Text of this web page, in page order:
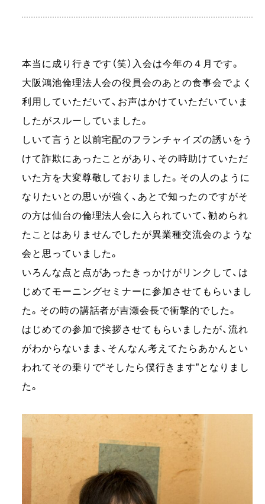
本当に成り行きです（笑）入会は今年の４月です。
大阪鴻池倫理法人会の役員会のあとの食事会でよく
利用していただいて、お声はかけていただいていま
したがスルーしていました。
しいて言うと以前宅配のフランチャイズの誘いをう
けて詐欺にあったことがあり、その時助けていただ
いた方を大変尊敬しておりました。その人のように
なりたいとの思いが強く、あとで知ったのですがそ
の方は仙台の倫理法人会に入られていて、勧められ
たことはありませんでしたが異業種交流会のような
会と思っていました。
いろんな点と点があったきっかけがリンクして、は
じめてモーニングセミナーに参加させてもらいまし
た。その時の講話者が吉瀬会長で衝撃的でした。
はじめての参加で挨拶させてもらいましたが、流れ
がわからないまま、そんなん考えてたらあかんとい
われてその乗りで“そしたら僕行きます”となりまし
た。